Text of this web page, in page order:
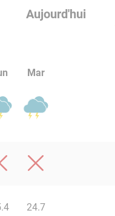
Aujourd'hui
Mar
24.7